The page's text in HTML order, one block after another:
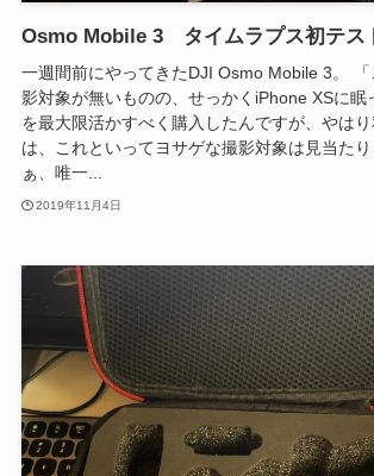
Osmo Mobile 3 タイムラプス初テス
一週間前にやってきたDJI Osmo Mobile 3。
影対象が無いものの、せっかくiPhone XSに眠
を最大限活かすべく購入したんですが、やは
は、これといってヨサゲな撮影対象は見当た
ぁ、唯一...
2019年11月4日